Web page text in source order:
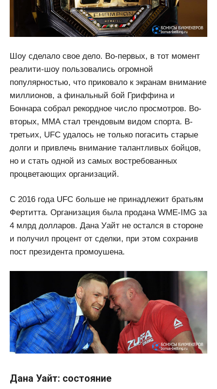
Шоу сделало свое дело. Во-первых, в тот момент
реалити-шоу пользовались огромной
популярностью, что приковало к экранам внимание
миллионов, а финальный бой Гриффина и
Боннара собрал рекордное число просмотров. Во-
вторых, ММА стал трендовым видом спорта. В-
третьих, UFC удалось не только погасить старые
долги и привлечь внимание талантливых бойцов,
но и стать одной из самых востребованных
процветающих организаций.
С 2016 года UFC больше не принадлежит братьям
Фертитта. Организация была продана WME-IMG за
4 млрд долларов. Дана Уайт не остался в стороне
и получил процент от сделки, при этом сохранив
пост президента промоушена.
Дана Уайт: состояние